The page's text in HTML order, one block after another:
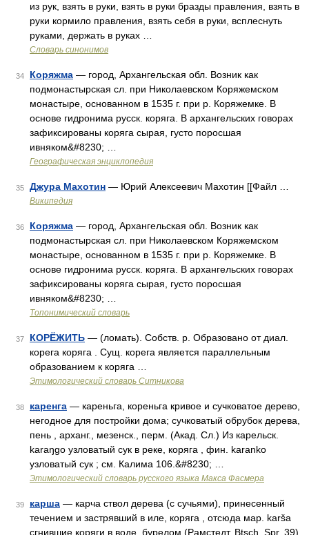
из рук, взять в руки, взять в руки бразды правления, взять в
руки кормило правления, взять себя в руки, всплеснуть
руками, держать в руках …
Словарь синонимов
34 Коряжма — город, Архангельская обл. Возник как
подмонастырская сл. при Николаевском Коряжемском
монастыре, основанном в 1535 г. при р. Коряжемке. В
основе гидронима русск. коряга. В архангельских говорах
зафиксированы коряга сырая, густо поросшая
ивняком&#8230; …
Географическая энциклопедия
35 Джура Махотин — Юрий Алексеевич Махотин [[Файл …
Википедия
36 Коряжма — город, Архангельская обл. Возник как
подмонастырская сл. при Николаевском Коряжемском
монастыре, основанном в 1535 г. при р. Коряжемке. В
основе гидронима русск. коряга. В архангельских говорах
зафиксированы коряга сырая, густо поросшая
ивняком&#8230; …
Топонимический словарь
37 КОРЁЖИТЬ — (ломать). Собств. р. Образовано от диал.
корега коряга . Сущ. корега является параллельным
образованием к коряга …
Этимологический словарь Ситникова
38 каренга — кареньга, кореньга кривое и сучковатое дерево,
негодное для постройки дома; сучковатый обрубок дерева,
пень , арханг., мезенск., перм. (Акад. Сл.) Из карельск.
karaŋgo узловатый сук в реке, коряга , фин. karanko
узловатый сук ; см. Калима 106.&#8230; …
Этимологический словарь русского языка Макса Фасмера
39 карша — карча ствол дерева (с сучьями), принесенный
течением и застрявший в иле, коряга , отсюда мар. karša
сгнившие коряги в воде, бурелом (Рамстедт, Btsch. Spr. 39).